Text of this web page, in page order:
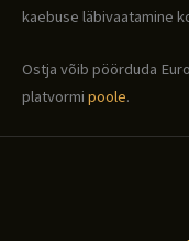
kaebuse läbivaatamine
Ostja võib pöörduda
platvormi poole.